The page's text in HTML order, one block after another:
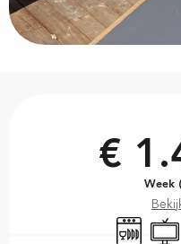
€
Week
Vaatwassers